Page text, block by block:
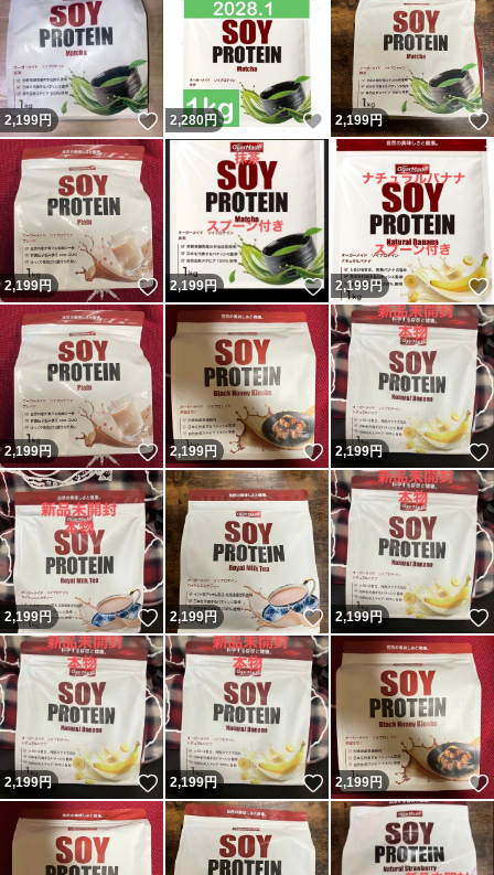
2,199円 いいね！
2,280円 いいね！
2,199円
2,199円 いいね！
2,199円 いいね！
2,199円
2,199円 いいね！
2,199円 いいね！
2,199円
2,199円 いいね！
2,199円 いいね！
2,199円
2,199円 いいね！
2,199円 いいね！
2,199円